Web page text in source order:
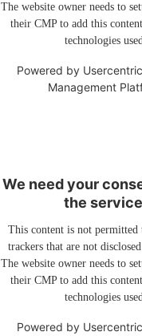
The website owner needs to
their CMP to add this
technologies
Powered by
Management
We need your
the
This content is not permitted
trackers that are not
The website owner needs to
their CMP to add this
technologies
Powered by